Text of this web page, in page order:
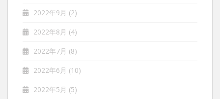
2022年9月 (2)
2022年8月 (4)
2022年7月 (8)
2022年6月 (10)
2022年5月 (5)